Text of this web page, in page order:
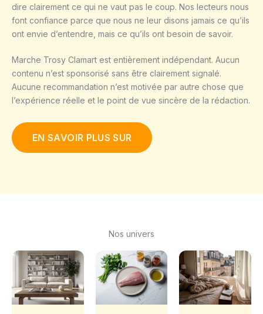
dire clairement ce qui ne vaut pas le coup. Nos lecteurs nous
font confiance parce que nous ne leur disons jamais ce qu’ils
ont envie d’entendre, mais ce qu’ils ont besoin de savoir.
Marche Trosy Clamart est entièrement indépendant. Aucun
contenu n’est sponsorisé sans être clairement signalé.
Aucune recommandation n’est motivée par autre chose que
l’expérience réelle et le point de vue sincère de la rédaction.
EN SAVOIR PLUS SUR
Nos univers